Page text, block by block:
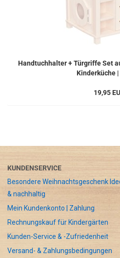
Handtuchhalter + Türgriffe Set
Kinderküche
19,95
KUNDENSERVICE
Besondere Weihnachtsgeschenk
& nachhaltig
Mein Kundenkonto | Zahlung
Rechnungskauf für Kindergärten
Kunden-Service & -Zufriedenheit
Versand- & Zahlungsbedingungen